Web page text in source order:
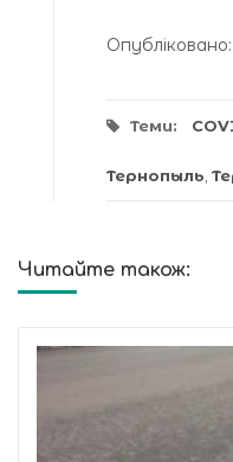
Опубліковано:
Теми:
Тернопыль
Читайте також: